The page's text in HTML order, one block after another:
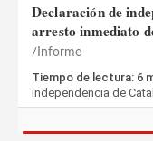
Declaración de
arresto inmediato
Informe
Tiempo de lectura: 6
independencia de